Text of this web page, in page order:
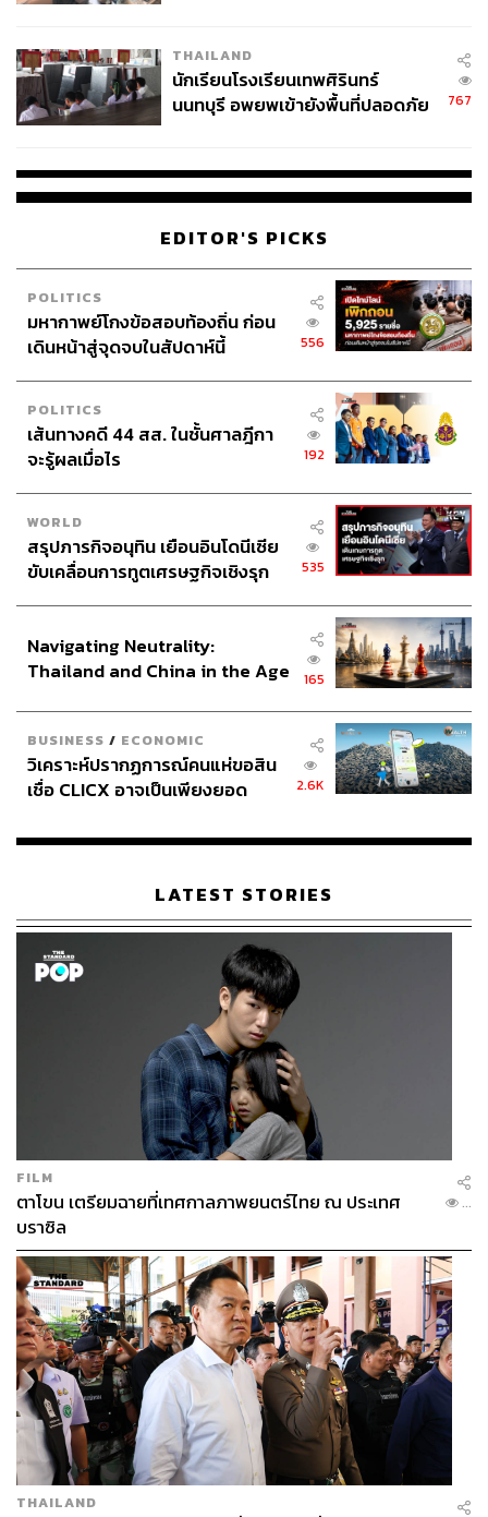
จ่ายหนี้-แอบระบุแบรนด์
THAILAND
นักเรียนโรงเรียนเทพศิรินทร์
นนทบุรี อพยพเข้ายังพื้นที่ปลอดภัย
767
EDITOR'S PICKS
POLITICS
มหากาพย์โกงข้อสอบท้องถิ่น ก่อน
เดินหน้าสู่จุดจบในสัปดาห์นี้
556
POLITICS
เส้นทางคดี 44 สส. ในชั้นศาลฎีกา
จะรู้ผลเมื่อไร
192
WORLD
สรุปภารกิจอนุทิน เยือนอินโดนีเซีย
ขับเคลื่อนการทูตเศรษฐกิจเชิงรุก
535
Navigating Neutrality:
Thailand and China in the Age
165
BUSINESS / ECONOMIC
วิเคราะห์ปรากฏการณ์คนแห่ขอสิน
เชื่อ CLICX อาจเป็นเพียงยอด
เรือนไทยที่ถูกซุกไว้
2.6K
LATEST STORIES
FILM
ตาโขน เตรียมฉายที่เทศกาลภาพยนตร์ไทย ณ ประเทศ
บราซิล
...
THAILAND